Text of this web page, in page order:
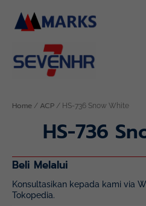
content
Home / ACP / HS-736 Snow White
HS-736
Beli Melalui
Konsultasikan kepada kami via
Tokopedia.